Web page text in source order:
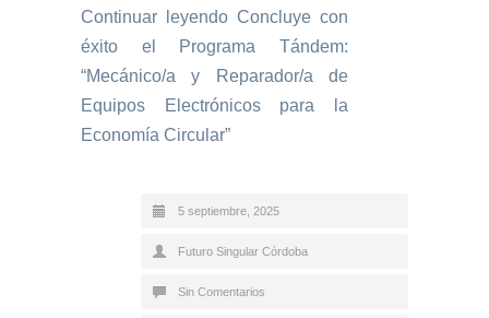
Continuar leyendo Concluye con
éxito el Programa Tándem:
“Mecánico/a y Reparador/a de
Equipos Electrónicos para la
Economía Circular”
5 septiembre, 2025
Futuro Singular Córdoba
Sin Comentarios